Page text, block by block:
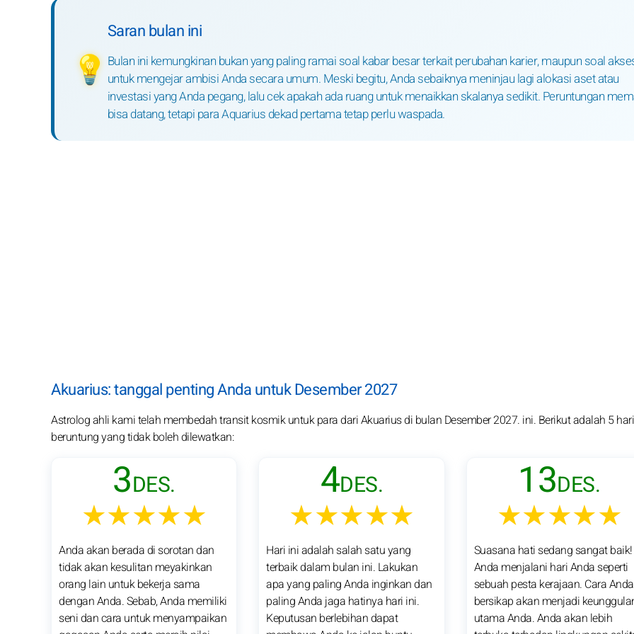
💡
Saran bulan ini
Bulan ini kemungkinan bukan yang paling ramai soal kabar besar terkait perubahan karier, maupun soal
untuk mengejar ambisi Anda secara umum. Meski begitu, Anda sebaiknya meninjau lagi alokasi aset atau
investasi yang Anda pegang, lalu cek apakah ada ruang untuk menaikkan skalanya sedikit. Peruntungan
bisa datang, tetapi para Aquarius dekad pertama tetap perlu waspada.
Akuarius: tanggal penting Anda untuk Desember 2027
Astrolog ahli kami telah membedah transit kosmik untuk para dari Akuarius di bulan Desember 2027. ini. Berikut adalah 5
beruntung yang tidak boleh dilewatkan:
3DES.
★★★★★
Anda akan berada di sorotan dan
tidak akan kesulitan meyakinkan
orang lain untuk bekerja sama
dengan Anda. Sebab, Anda memiliki
seni dan cara untuk menyampaikan
4DES.
★★★★★
Hari ini adalah salah satu yang
terbaik dalam bulan ini. Lakukan
apa yang paling Anda inginkan dan
paling Anda jaga hatinya hari ini.
Keputusan berlebihan dapat
13DES.
★★★★★
Suasana hati sedang sangat baik!
Anda menjalani hari Anda seperti
sebuah pesta kerajaan. Cara Anda
bersikap akan menjadi
utama Anda. Anda akan lebih